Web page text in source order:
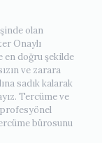
olan
Onaylı
en doğru şekilde
ve zarara
sadık kalarak
Tercüme ve
bürosunu